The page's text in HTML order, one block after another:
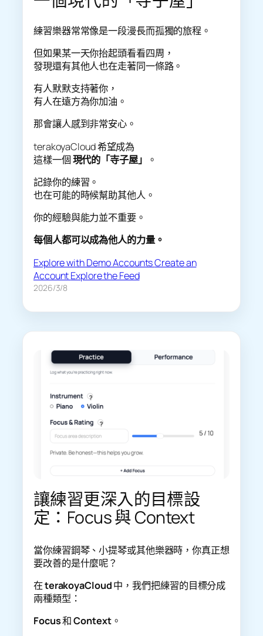
練習樂器常常像是一段漫長而孤獨的旅程。
但如果某一天你抬起頭看看四周，
發現還有其他人也在走著同一條路。
有人默默支持著你，
有人在遠方為你加油。
那會讓人感到非常安心。
terakoyaCloud 希望成為
這樣一個現代的「寺子屋」
。
記錄你的練習。
也在可能的時候幫助其他人。
你的經驗與能力並不重要。
每個人都可以成為他人的力量。
Explore with Demo AccountsCreate an
AccountExplore the Feed
2026/3/8
讓練習更深入的目標設
定：Focus 與 Context
當你練習鋼琴、小提琴或其他樂器時，你真正想
要改善的是什麼呢？
在terakoyaCloud中，我們把練習的目標分成
兩種類型：
Focus和Context。